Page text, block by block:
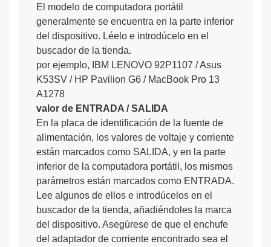
El modelo de computadora portátil
generalmente se encuentra en la parte inferior
del dispositivo. Léelo e introdúcelo en el
buscador de la tienda.
por ejemplo, IBM LENOVO 92P1107 / Asus
K53SV / HP Pavilion G6 / MacBook Pro 13
A1278
valor de ENTRADA / SALIDA
En la placa de identificación de la fuente de
alimentación, los valores de voltaje y corriente
están marcados como SALIDA, y en la parte
inferior de la computadora portátil, los mismos
parámetros están marcados como ENTRADA.
Lee algunos de ellos e introdúcelos en el
buscador de la tienda, añadiéndoles la marca
del dispositivo. Asegúrese de que el enchufe
del adaptador de corriente encontrado sea el